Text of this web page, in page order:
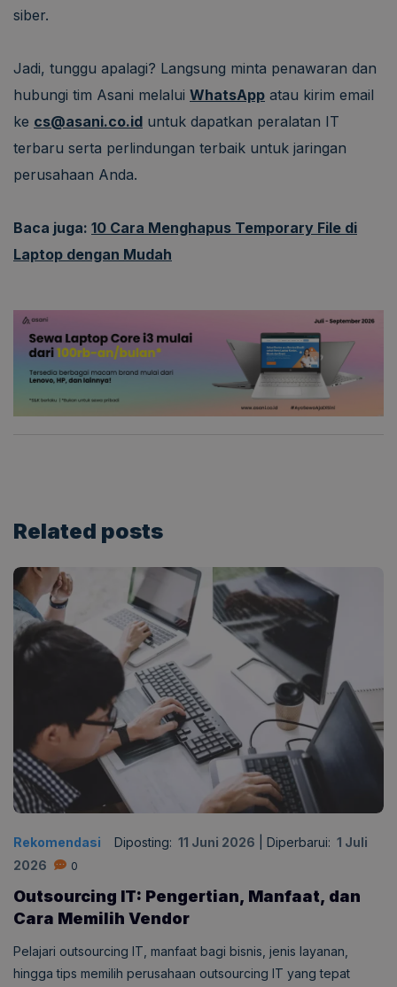
siber.
Jadi, tunggu apalagi? Langsung minta penawaran dan
hubungi tim Asani melalui WhatsApp atau kirim email
ke cs@asani.co.id untuk dapatkan peralatan IT
terbaru serta perlindungan terbaik untuk jaringan
perusahaan Anda.
Baca juga: 10 Cara Menghapus Temporary File di
Laptop dengan Mudah
Related posts
Rekomendasi Diposting: 11 Juni 2026 Diperbarui: 1 Juli
2026
0
Outsourcing IT: Pengertian, Manfaat, dan
Cara Memilih Vendor
Pelajari outsourcing IT, manfaat bagi bisnis, jenis layanan,
hingga tips memilih perusahaan outsourcing IT yang tepat